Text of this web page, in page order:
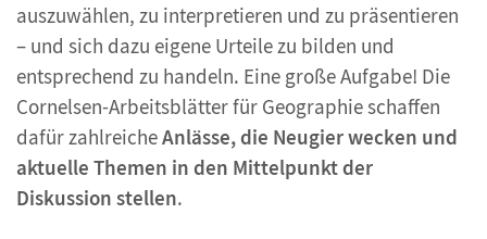
auszuwählen, zu interpretieren und zu präsentieren
– und sich dazu eigene Urteile zu bilden und
entsprechend zu handeln. Eine große Aufgabe! Die
Cornelsen-Arbeitsblätter für Geographie schaffen
dafür zahlreicheAnlässe, die Neugier wecken und
aktuelle Themen in den Mittelpunkt der
Diskussion stellen.